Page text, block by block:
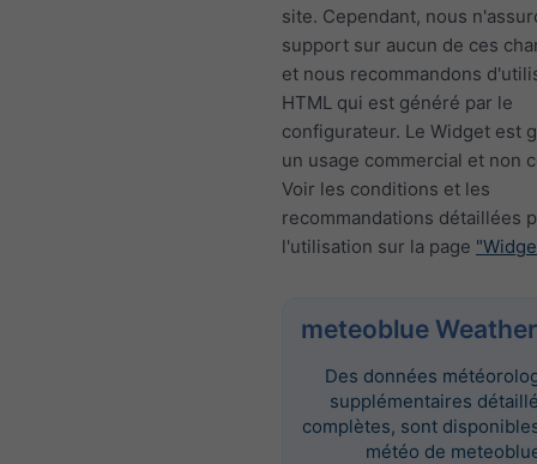
site. Cependant, nous
support sur aucun de ces
et nous recommandons
HTML qui est généré par le
configurateur. Le Widget est
un usage commercial et non
Voir les conditions et les
recommandations détaillées
l'utilisation sur la page
meteoblue
Des données
supplémentaires
complètes, sont
météo de